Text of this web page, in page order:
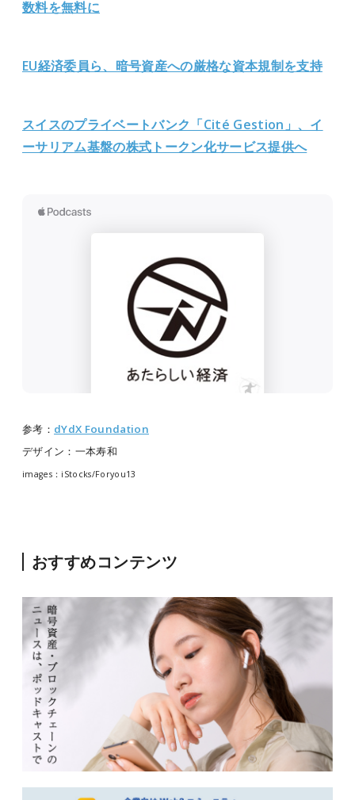
数料を無料に
EU経済委員ら、暗号資産への厳格な資本規制を支持
スイスのプライベートバンク「Cité Gestion」、イ
ーサリアム基盤の株式トークン化サービス提供へ
参考： dYdX Foundation
デザイン：一本寿和
images：iStocks/Foryou13
おすすめコンテンツ